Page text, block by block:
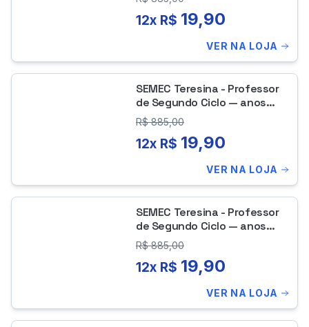
9º ano - Língua Portuguesa
12x R$ 19,90
VER NA LOJA
SEMEC Teresina - Professor
de Segundo Ciclo — anos
Finais do ensino
fundamental do 6º ao 9º ano
- Artes
R$885,00
12x R$ 19,90
VER NA LOJA
SEMEC Teresina - Professor
de Segundo Ciclo — anos
Finais do ensino
fundamental do 6º ao 9º ano
– Ciências
R$885,00
12x R$ 19,90
VER NA LOJA